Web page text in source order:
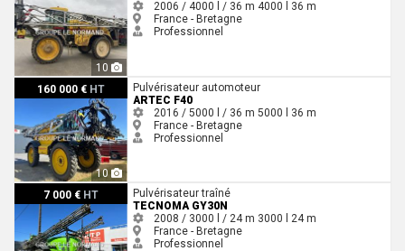
10
2006 / 4000 l / 36 m 4000 l 36 m
France - Bretagne
Professionnel
160 000 € HT
10
Artec F40
Pulvérisateur automoteur
ARTEC F40
2016 / 5000 l / 36 m 5000 l 36 m
France - Bretagne
Professionnel
7 000 € HT
Tecnoma GY30N
Pulvérisateur traîné
TECNOMA GY30N
2008 / 3000 l / 24 m 3000 l 24 m
France - Bretagne
Professionnel